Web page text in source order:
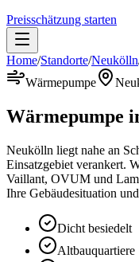
Preisschätzung starten
Home/Standorte/Neukölln
Wärmepumpe
Wärmepumpe
Neukölln liegt nahe an
Einsatzgebiet verankert.
Vaillant, OVUM und
Ihre Gebäudesituation
Dicht besiedelt
Altbauquartiere